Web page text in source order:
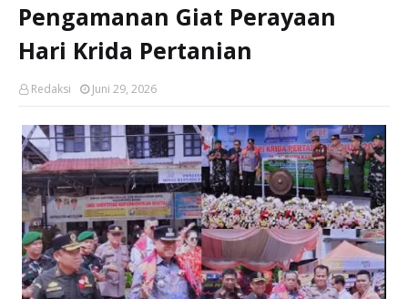
Pengamanan Giat Perayaan
Hari Krida Pertanian
Redaksi Juni 29, 2026